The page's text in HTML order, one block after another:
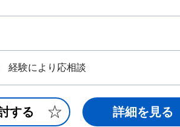
経験により応相談
する 詳細を見る